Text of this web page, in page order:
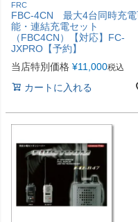
FRC
FBC-4CN 最大4台同時充電
能・連結充電セット
（FBC4CN）【対応】FC-
JXPRO【予約】
当店特別価格 ¥11,000税込
カートに入れる